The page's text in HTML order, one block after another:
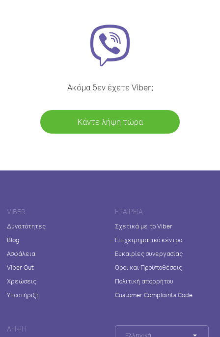
Ακόμα δεν έχετε Viber;
Κάντε λήψη τώρα
VIBER
Δυνατότητες
Blog
Ασφάλεια
Viber Out
Χρεώσεις
Υποστήριξη
ΕΤΑΙΡΕΊΑ
Σχετικά με το Viber
Επιχειρηματικό κέντρο
Ευκαιρίες συνεργασίας
Όροι και Προϋποθέσεις
Πολιτική απορρήτου
Customer Complaints Code
ΛΉΨΗ
Ελληνικά